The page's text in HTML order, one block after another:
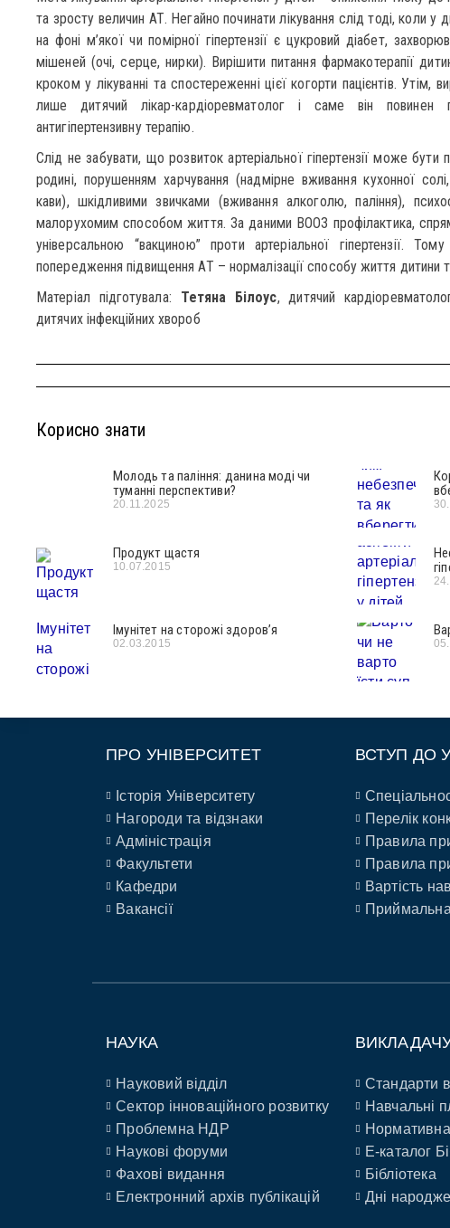
та зросту величин АТ. Негайно починати лікування слід тоді, коли у
на фоні м’якої чи помірної гіпертензії є цукровий діабет,
мішеней (очі, серце, нирки). Вирішити питання фармакотерапії
кроком у лікуванні та спостереженні цієї когорти пацієнтів. Утім,
лише дитячий лікар-кардіоревматолог і саме він повинен
антигіпертензивну терапію.
Слід не забувати, що розвиток артеріальної гіпертензії може
родині, порушенням харчування (надмірне вживання кухонної
кави), шкідливими звичками (вживання алкоголю, паління),
малорухомим способом життя. За даними ВООЗ профілактика,
універсальною “вакциною” проти артеріальної гіпертензії.
попередження підвищення АТ – нормалізації способу життя дитини
Матеріал підготувала: Тетяна Білоус, дитячий
дитячих інфекційних хвороб
Корисно знати
Молодь та паління: данина моді чи
туманні перспективи?
20.11.2025
Продукт щастя
10.07.2015
Імунітет на сторожі здоров’я
02.03.2015
ПРО УНІВЕРСИТЕТ
Історія Університету
Нагороди та відзнаки
Адміністрація
Факультети
Кафедри
Вакансії
ВСТУП ДО
Перелік
Правила
Правила
Вартість
НАУКА
Науковий відділ
Сектор інноваційного розвитку
Проблемна НДР
Наукові форуми
Фахові видання
Електронний архів публікацій
Стандарти
Навчальні
E-каталог
Бібліотека
Дні